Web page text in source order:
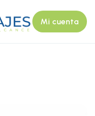
Mi cuenta